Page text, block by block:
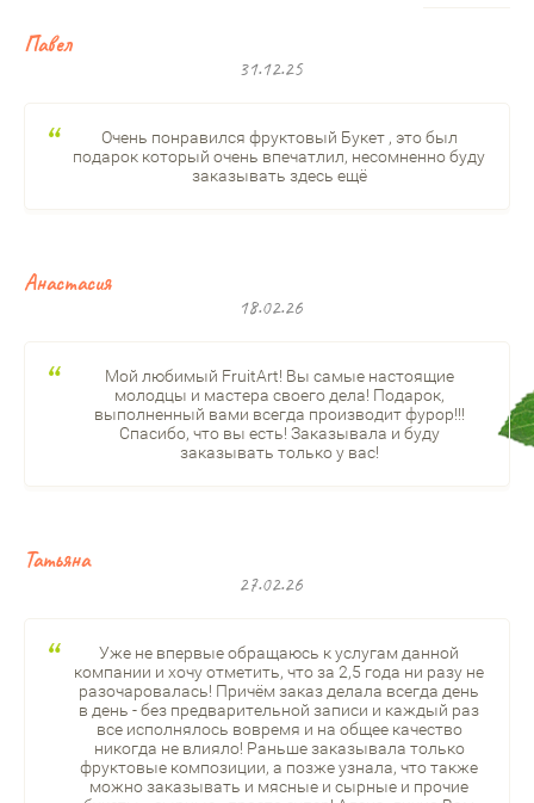
Павел
31.12.25
Очень понравился фруктовый Букет , это был
подарок который очень впечатлил, несомненно буду
заказывать здесь ещё
Анастасия
18.02.26
Мой любимый FruitArt! Вы самые настоящие
молодцы и мастера своего дела! Подарок,
выполненный вами всегда производит фурор!!!
Спасибо, что вы есть! Заказывала и буду
заказывать только у вас!
Татьяна
27.02.26
Уже не впервые обращаюсь к услугам данной
компании и хочу отметить, что за 2,5 года ни разу не
разочаровалась! Причём заказ делала всегда день
в день - без предварительной записи и каждый раз
все исполнялось вовремя и на общее качество
никогда не влияло! Раньше заказывала только
фруктовые композиции, а позже узнала, что также
можно заказывать и мясные и сырные и прочие